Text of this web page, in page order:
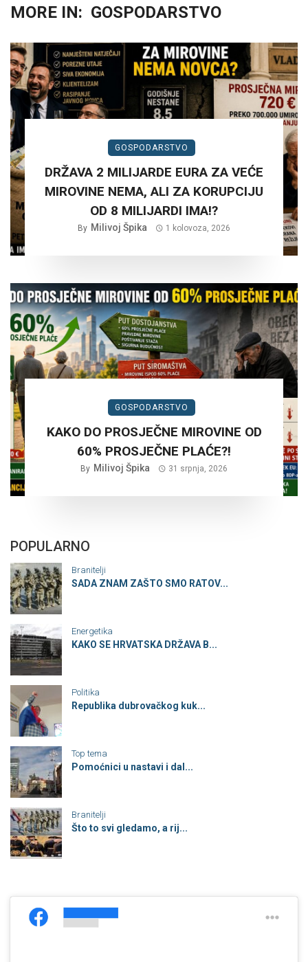
MORE IN: GOSPODARSTVO
GOSPODARSTVO
DRŽAVA 2 MILIJARDE EURA ZA VEĆE
MIROVINE NEMA, ALI ZA KORUPCIJU
OD 8 MILIJARDI IMA!?
By Milivoj Špika 1 kolovoza, 2026
GOSPODARSTVO
KAKO DO PROSJEČNE MIROVINE OD
60% PROSJEČNE PLAĆE?!
By Milivoj Špika 31 srpnja, 2026
POPULARNO
Branitelji
SADA ZNAM ZAŠTO SMO RATOV...
Energetika
KAKO SE HRVATSKA DRŽAVA B...
Politika
Republika dubrovačkog kuk...
Top tema
Pomoćnici u nastavi i dal...
Branitelji
Što to svi gledamo, a rij...